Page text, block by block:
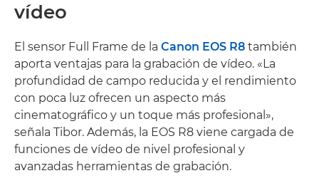
vídeo
El sensor Full Frame de la Canon EOS R8 también
aporta ventajas para la grabación de vídeo. «La
profundidad de campo reducida y el rendimiento
con poca luz ofrecen un aspecto más
cinematográfico y un toque más profesional»,
señala Tibor. Además, la EOS R8 viene cargada de
funciones de vídeo de nivel profesional y
avanzadas herramientas de grabación.